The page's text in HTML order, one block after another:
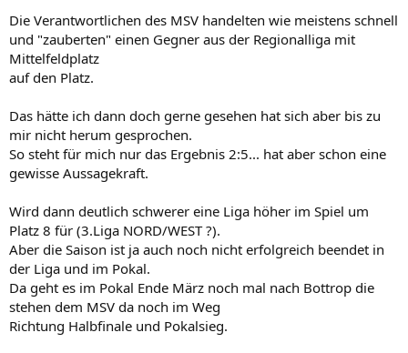
Die Verantwortlichen des MSV handelten wie meistens schnell
und "zauberten" einen Gegner aus der Regionalliga mit
Mittelfeldplatz
auf den Platz.
Das hätte ich dann doch gerne gesehen hat sich aber bis zu
mir nicht herum gesprochen.
So steht für mich nur das Ergebnis 2:5... hat aber schon eine
gewisse Aussagekraft.
Wird dann deutlich schwerer eine Liga höher im Spiel um
Platz 8 für (3.Liga NORD/WEST ?).
Aber die Saison ist ja auch noch nicht erfolgreich beendet in
der Liga und im Pokal.
Da geht es im Pokal Ende März noch mal nach Bottrop die
stehen dem MSV da noch im Weg
Richtung Halbfinale und Pokalsieg.